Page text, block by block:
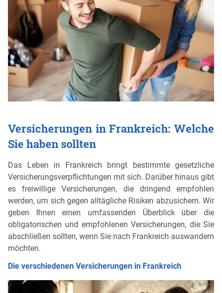
Versicherungen in Frankreich: Welche
Sie haben sollten
Das Leben in Frankreich bringt bestimmte gesetzliche
Versicherungsverpflichtungen mit sich. Darüber hinaus gibt
es freiwillige Versicherungen, die dringend empfohlen
werden, um sich gegen alltägliche Risiken abzusichern. Wir
geben Ihnen einen umfassenden Überblick über die
obligatorischen und empfohlenen Versicherungen, die Sie
abschließen sollten, wenn Sie nach Frankreich auswandern
möchten.
Die verschiedenen Versicherungen in Frankreich